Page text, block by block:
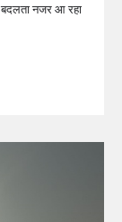
नजर आ रहा